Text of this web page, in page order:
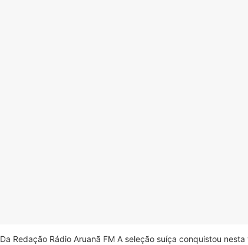
Da Redação Rádio Aruanã FM A seleção suíça conquistou